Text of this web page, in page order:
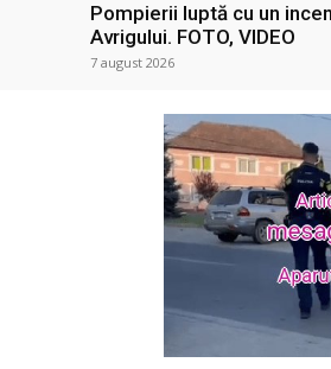
Pompierii luptă cu un
Avrigului. FOTO, VIDEO
7 august 2026